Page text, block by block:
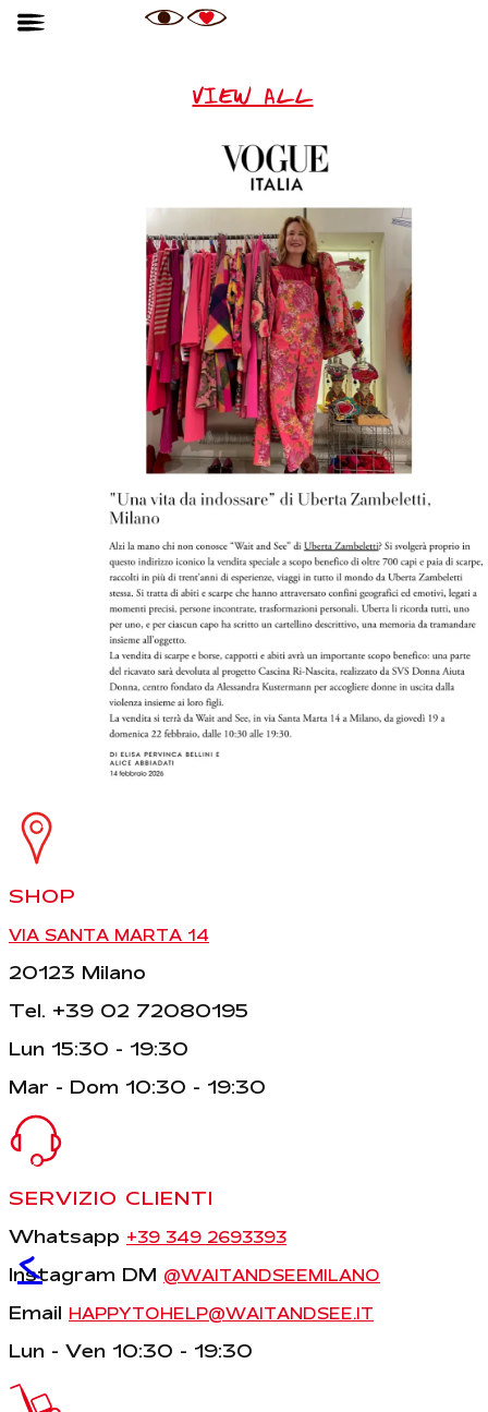
VIEW ALL
<
SHOP
VIA SANTA MARTA 14
20123 Milano
Tel. +39 02 72080195
Lun 15:30 - 19:30
Mar - Dom 10:30 - 19:30
SERVIZIO CLIENTI
Whatsapp +39 349 2693393
Instagram DM @WAITANDSEEMILANO
Email HAPPYTOHELP@WAITANDSEE.IT
Lun - Ven 10:30 - 19:30